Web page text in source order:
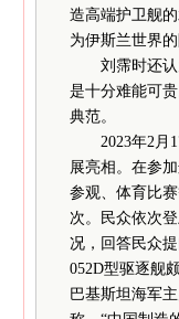
造高端护卫舰
为伊斯兰世界
刘霈时还认为
是十分难能可
典范。
2023年2月17
展亮相。在参
参观、体育比
次。民众依次
况，回答民众
052D型驱逐舰
巴基斯坦海军